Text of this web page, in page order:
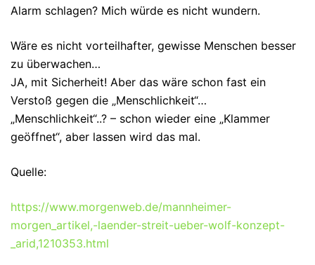
Alarm schlagen? Mich würde es nicht wundern.
Wäre es nicht vorteilhafter, gewisse Menschen besser
zu überwachen…
JA, mit Sicherheit! Aber das wäre schon fast ein
Verstoß gegen die „Menschlichkeit“…
„Menschlichkeit“..? – schon wieder eine „Klammer
geöffnet“, aber lassen wird das mal.
Quelle:
https://www.morgenweb.de/mannheimer-
morgen_artikel,-laender-streit-ueber-wolf-konzept-
_arid,1210353.html